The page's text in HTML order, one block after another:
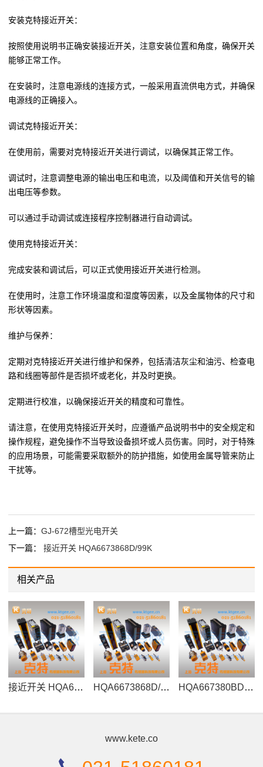
安装克特接近开关：
按照使用说明书正确安装接近开关，注意安装位置和角度，确保开关
能够正常工作。
在安装时，注意电源线的连接方式，一般采用直流供电方式，并确保
电源线的正确接入。
调试克特接近开关：
在使用前，需要对克特接近开关进行调试，以确保其正常工作。
调试时，注意调整电源的输出电压和电流，以及阈值和开关信号的输
出电压等参数。
可以通过手动调试或连接程序控制器进行自动调试。
使用克特接近开关：
完成安装和调试后，可以正式使用接近开关进行检测。
在使用时，注意工作环境温度和湿度等因素，以及金属物体的尺寸和
形状等因素。
维护与保养：
定期对克特接近开关进行维护和保养，包括清洁灰尘和油污、检查电
路和线圈等部件是否损坏或老化，并及时更换。
定期进行校准，以确保接近开关的精度和可靠性。
请注意，在使用克特接近开关时，应遵循产品说明书中的安全规定和
操作规程，避免操作不当导致设备损坏或人员伤害。同时，对于特殊
的应用场景，可能需要采取额外的防护措施，如使用金属导管来防止
干扰等。
上一篇： GJ-672槽型光电开关
下一篇： 接近开关 HQA6673868D/99K
相关产品
接近开关 HQA6673868D/99K HQA6673868D/99K HQA667380BD/77K\IP66
www.kete.co